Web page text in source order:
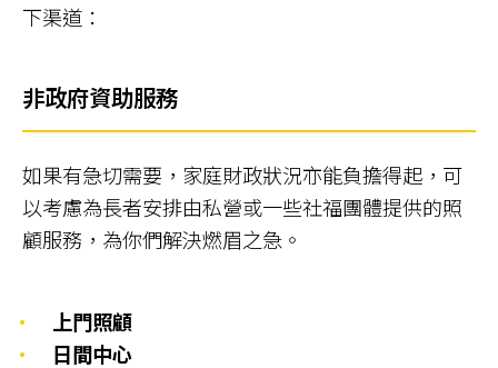
下渠道：
非政府資助服務
如果有急切需要，家庭財政狀況亦能負擔得起，可
以考慮為長者安排由私營或一些社福團體提供的照
顧服務，為你們解決燃眉之急。
上門照顧
日間中心